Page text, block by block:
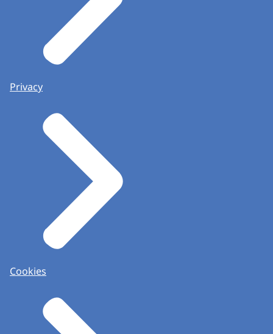
Privacy
Cookies